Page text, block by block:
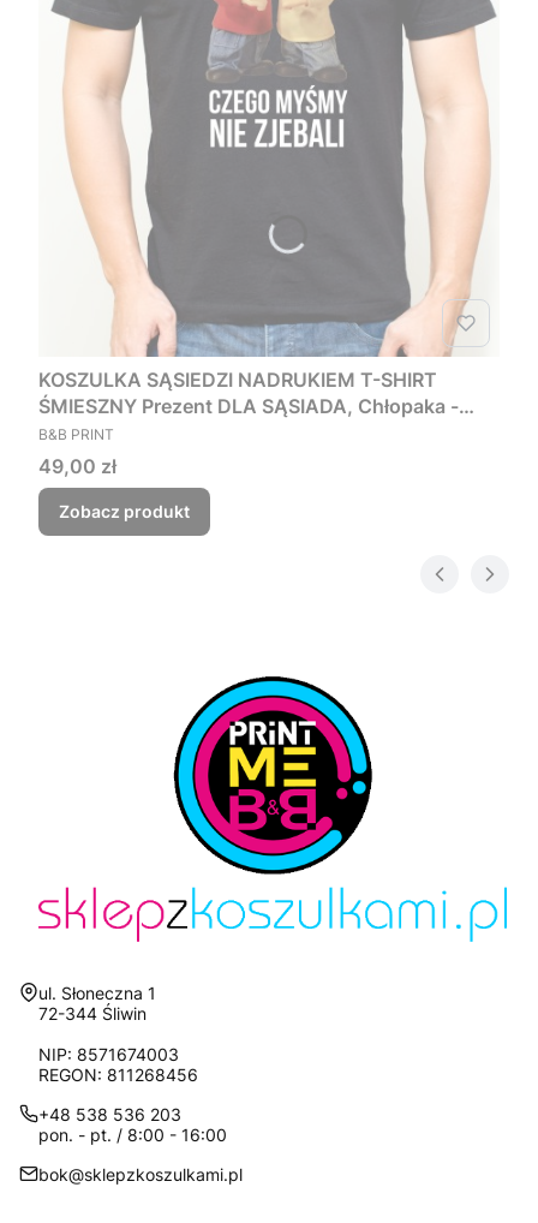
KOSZULKA SĄSIEDZI NADRUKIEM T-SHIRT
ŚMIESZNY Prezent DLA SĄSIADA, Chłopaka -
Czego myśmy nie zjebali
PRODUCENT
B&B PRINT
Cena
49,00 zł
Zobacz produkt
Adres:
ul. Słoneczna 1
72-344 Śliwin
NIP: 8571674003
REGON: 811268456
+48 538 536 203
pon. - pt. / 8:00 - 16:00
bok@sklepzkoszulkami.pl